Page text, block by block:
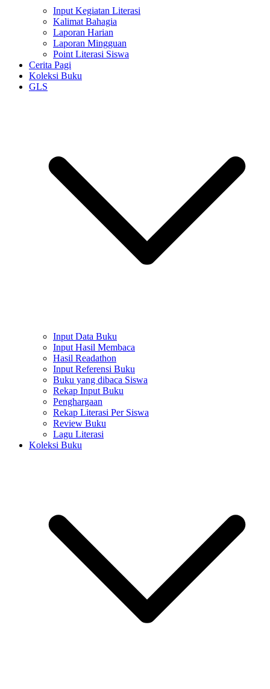
Input Kegiatan Literasi
Kalimat Bahagia
Laporan Harian
Laporan Mingguan
Point Literasi Siswa
Cerita Pagi
Koleksi Buku
GLS
Input Data Buku
Input Hasil Membaca
Hasil Readathon
Input Referensi Buku
Buku yang dibaca Siswa
Rekap Input Buku
Penghargaan
Rekap Literasi Per Siswa
Review Buku
Lagu Literasi
Koleksi Buku